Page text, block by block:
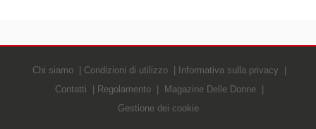
Chi siamo Condizioni di utilizzo
Informativa sulla privacy
Contatti
Regolamento
Magazine Delle Donne
Gestione dei cookie